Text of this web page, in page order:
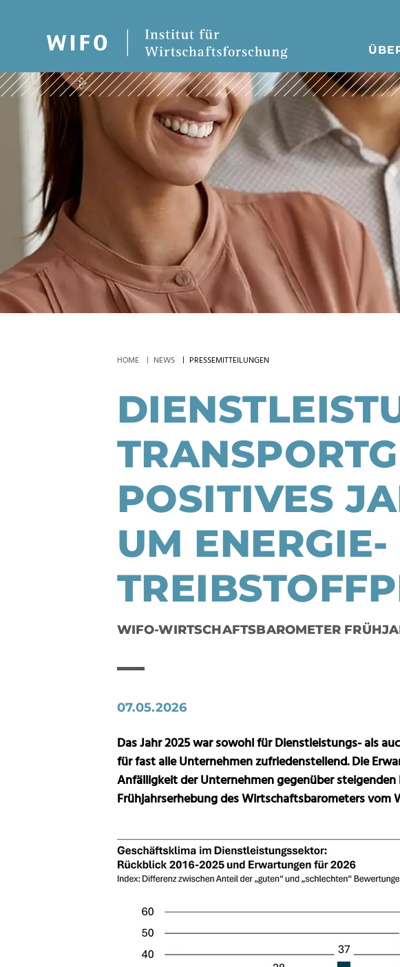
HOME NEWS PRESSEMITTEILUNGEN
POSITIVES
UM
WIFO-WIRTSCHAFTSBAROMETER
07.05.2026
Das Jahr 2025 war sowohl für Dienstleistungs- als
für fast alle Unternehmen zufriedenstellend. Die
Anfälligkeit der Unternehmen gegenüber
Frühjahrserhebung des Wirtschaftsbarometers